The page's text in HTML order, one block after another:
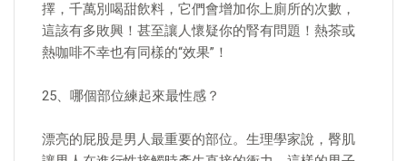
擇，千萬別喝甜飲料，它們會增加你上廁所的次數，
這該有多敗興！甚至讓人懷疑你的腎有問題！熱茶或
熱咖啡不幸也有同樣的“效果”！
25、哪個部位練起來最性感？
漂亮的屁股是男人最重要的部位。生理學家說，臀肌